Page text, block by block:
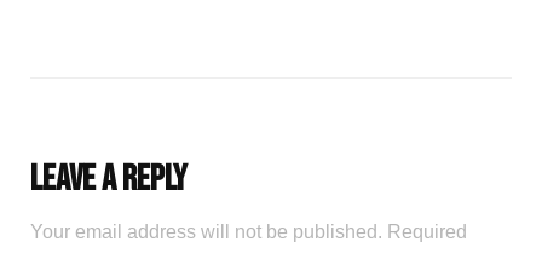
Leave a Reply
Your email address will not be published. Required